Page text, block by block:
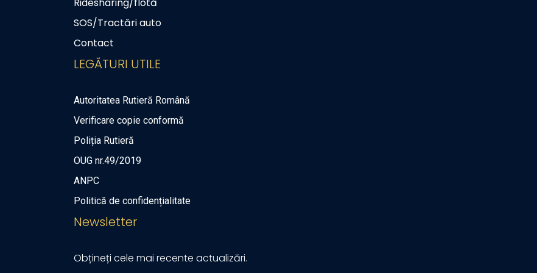
SOS/Tractări auto
Contact
LEGĂTURI UTILE
Autoritatea Rutieră Română
Verificare copie conformă
Poliția Rutieră
OUG nr.49/2019
ANPC
Politică de confidențialitate
Newsletter
Obțineți cele mai recente actualizări.